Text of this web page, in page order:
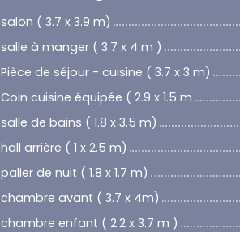
salon ( 3.7 x 3.9 m)
salle à manger ( 3.7 x 4 m )
Pièce de séjour - cuisine ( 3.7 x 3 m)
Coin cuisine équipée ( 2.9 x 1.5 m
salle de bains ( 1.8 x 3.5 m)
hall arrière ( 1 x 2.5 m)
palier de nuit ( 1.8 x 1.7 m)
chambre avant ( 3.7 x 4m)
chambre enfant ( 2.2 x 3.7 m )